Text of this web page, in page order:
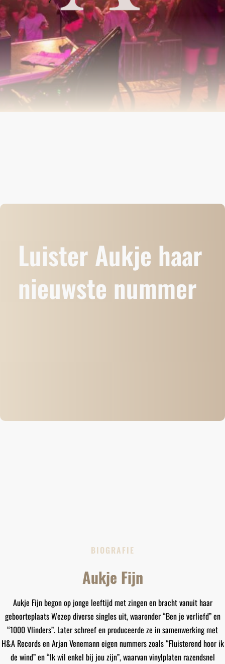
Luister Aukje haar
nieuwste nummer
BIOGRAFIE
Aukje Fijn
Aukje Fijn begon op jonge leeftijd met zingen en bracht vanuit haar
geboorteplaats Wezep diverse singles uit, waaronder “Ben je verliefd” en
“1000 Vlinders”. Later schreef en produceerde ze in samenwerking met
H&A Records en Arjan Venemann eigen nummers zoals “Fluisterend hoor ik
de wind” en “Ik wil enkel bij jou zijn”, waarvan vinylplaten razendsnel